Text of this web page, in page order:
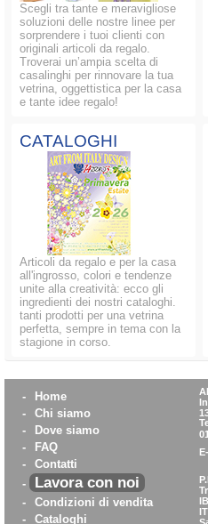
Scegli tra tante e meravigliose
soluzioni delle nostre linee per
sorprendere i tuoi clienti con
originali articoli da regalo.
Troverai un’ampia scelta di
casalinghi per rinnovare la tua
vetrina, oggettistica per la casa
e tante idee regalo!
CATALOGHI
Articoli da regalo e per la casa
all'ingrosso, colori e tendenze
unite alla creatività: ecco gli
ingredienti dei nostri cataloghi.
tanti prodotti per una vetrina
perfetta, sempre in tema con la
stagione in corso.
-
Home
-
Chi siamo
-
Dove siamo
-
FAQ
-
Contatti
-
Lavora con noi
-
Condizioni di vendita
-
Cataloghi